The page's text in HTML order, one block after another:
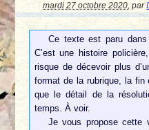
mardi 27 octobre 2020,par
Ce texte est paru dans
C’est une histoire
risque de décevoir plus
format de la rubrique, la fin
que le détail de la
temps. À voir.
Je vous propose cette